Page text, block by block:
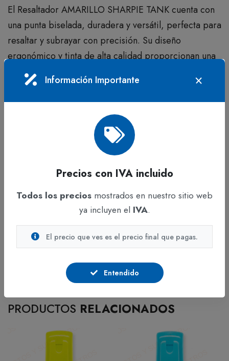
El Resaltador AMARILLO SHARPIE TANK cuenta con
una punta biselada, duradera y versátil, perfecta para
resaltar y subrayar con precisión. Su diseño
ergonómico y tinta de alta calidad proporcionan una
experiencia de uso excepcional, garantizando que
tus textos resalten con claridad y brillo.
Revitaliza tus textos y notas con el Resaltador
AMARILLO SHARPIE TANK. Su color amarillo
vibrante y capacidad de no desvanecerse con el
tiempo mejoran la visibilidad y organización de tu
información, facilitando el estudio y la revisión de
documentos. Ideal para estudiantes, profesionales y
importante de manera efectiva.
PRODUCTOS RELACIONADOS
Información Importante
Precios con IVA incluido
Todos los precios mostrados en nuestro sitio web
ya incluyen el IVA.
El precio que ves es el precio final que pagas.
Entendido